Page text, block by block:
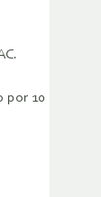
por 10